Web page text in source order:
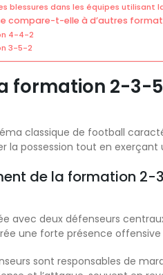
blessures dans les équipes utilisant
compare-t-elle à d’autres
4-4-2
3-5-2
formation 2-3-
classique de football
la possession tout en exerçant
de la formation 2-
avec deux défenseurs
une forte présence
sont responsables de